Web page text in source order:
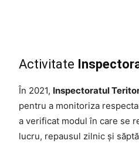
Activitate
În 2021, Inspectoratul
pentru a monitoriza
a verificat modul în care se
lucru, repausul zilnic și